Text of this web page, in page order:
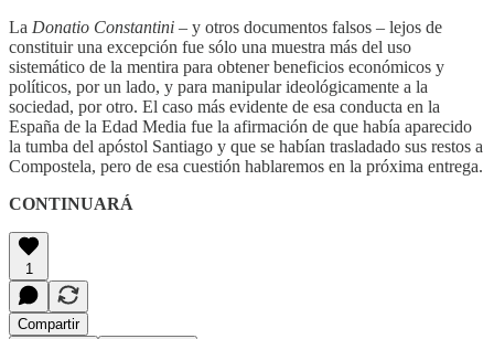
La Donatio Constantini – y otros documentos falsos – lejos de
constituir una excepción fue sólo una muestra más del uso
sistemático de la mentira para obtener beneficios económicos y
políticos, por un lado, y para manipular ideológicamente a la
sociedad, por otro. El caso más evidente de esa conducta en la
España de la Edad Media fue la afirmación de que había aparecido
la tumba del apóstol Santiago y que se habían trasladado sus restos a
Compostela, pero de esa cuestión hablaremos en la próxima entrega.
CONTINUARÁ
1
Compartir